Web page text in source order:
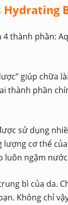
thành phần:
giúp chữa
thành phần
sử dụng
cơ thể
luôn ngậm
bì của da.
Không chỉ